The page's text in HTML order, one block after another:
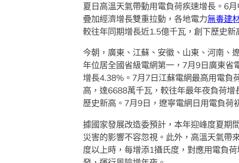
夏日高溫天氣帶動用電負荷疾速增長。6
疊加經濟增長雙重拉動，各地電力無毒建
較往年同期增長近1.5億千瓦，創下歷史
今朝，廣東、江蘇、安徽、山東、河南、
年位居全國省級電網第一，7月9日廣東省
增長4.38%。7月7日江蘇電網最高用電負
高，達6688萬千瓦，較往年最年夜負荷
歷史新高。7月9日，遼寧電網日用電負荷
據國家發展改造委預計，本年迎峰度夏期
災害的影響不容忽視。此外，高溫天氣帶
度以上時，每增添1攝氏度，對應用電負